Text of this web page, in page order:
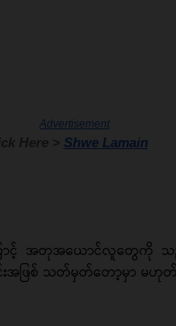
Advertisement
Shwe Lamain
ောင့် အတုအယောင်လူတွေကို
အဖြစ် သတ်မှတ်တော့မှာ မဟုတ်